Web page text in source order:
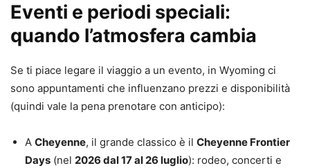
Eventi e periodi speciali:
quando l’atmosfera cambia
Se ti piace legare il viaggio a un evento, in Wyoming ci
sono appuntamenti che influenzano prezzi e disponibilità
(quindi vale la pena prenotare con anticipo):
A Cheyenne, il grande classico è il Cheyenne Frontier
Days (nel 2026 dal 17 al 26 luglio): rodeo, concerti e